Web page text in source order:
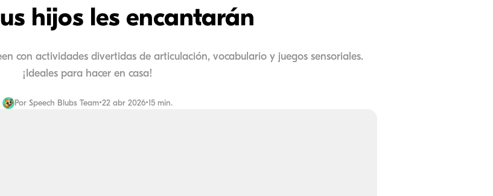
hijos les encantarán
con actividades divertidas de articulación, vocabulario y juegos sensoriales.
¡Ideales para hacer en casa!
Por Speech Blubs Team•22 abr 2026•15 min.